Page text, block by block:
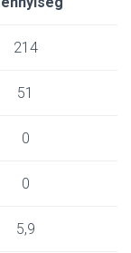
214
51
0
0
5,9